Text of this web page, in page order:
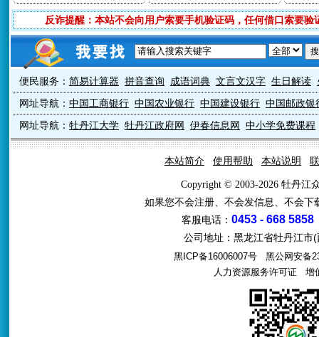
反诈提醒：本站不会向用户索要手机验证码，任何借口索要
便民服务： 简易计算器 拼音查询 成语词典 文言文汉字 生日解读
网址导航： 中国工商银行 中国农业银行 中国建设银行 中国邮政银
网址导航： 牡丹江大学 牡丹江政府网 伊春信息网 中小学免费课程
本站简介 使用帮助 本站说明
Copyright © 2003-2026 牡丹江
如果您不会注册、不会发信息、不会
客服电话： 0453 - 668 5858
公司地址：黑龙江省牡丹江市
黑ICP备16006007号
黑公网安备
人力资源服务许可证增值